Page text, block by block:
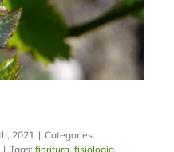
2021 | Categories:
| Tags:fioritura,fisiologia,